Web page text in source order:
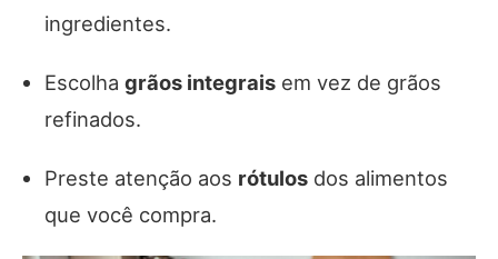
ingredientes.
Escolha grãos integrais em vez de grãos
refinados.
Preste atenção aos rótulos dos alimentos
que você compra.